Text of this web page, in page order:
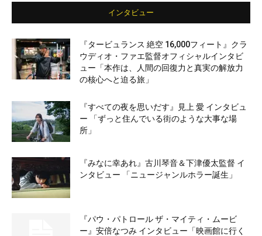
インタビュー
『タービュランス 絶空 16,000フィート』クラ
ウディオ・ファエ監督オフィシャルインタビ
ュー「本作は、人間の回復力と真実の解放力
の核心へと迫る旅」
『すべての夜を思いだす』見上 愛 インタビュ
ー 「ずっと住んでいる街のような大事な場
所」
『みなに幸あれ』古川琴音＆下津優太監督 イ
ンタビュー 「ニュージャンルホラー誕生」
『パウ・パトロール ザ・マイティ・ムービ
ー』安倍なつみ インタビュー「映画館に行く